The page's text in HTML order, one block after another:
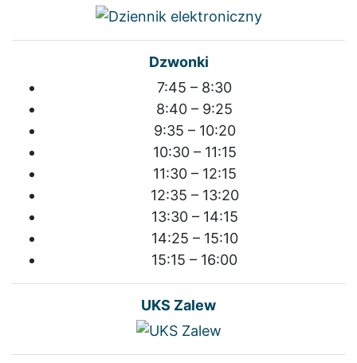
Dzwonki
7:45 – 8:30
8:40 – 9:25
9:35 – 10:20
10:30 – 11:15
11:30 – 12:15
12:35 – 13:20
13:30 – 14:15
14:25 – 15:10
15:15 – 16:00
UKS Zalew